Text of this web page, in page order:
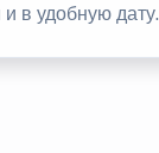
в удобную дату.